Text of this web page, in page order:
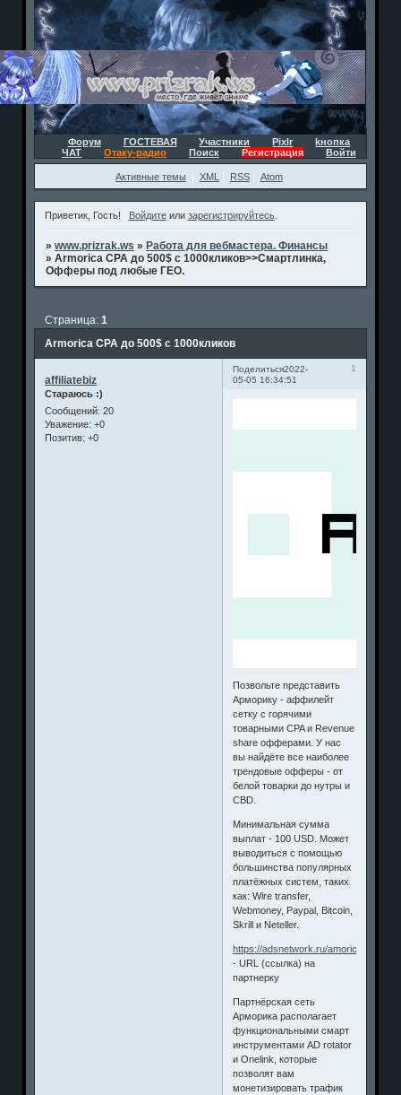
Форум ГОСТЕВАЯ Участники Pixlr
kнопка
ЧАТ
Отаку-радио Поиск Регистрация Войти
Активные темы XML RSS Atom
Приветик, Гость! Войдитеили зарегистрируйтесь.
»www.prizrak.ws » Работа для вебмастера. Финансы
»Armorica CPA до 500$ с 1000кликов>>Смартлинка,
Офферы под любые ГЕО.
Armorica CPA до 500$ с 1000кликов
Страница:1
Поделиться 1
2022-
05-05 16:34:51
affiliatebiz
Стараюсь :)
Сообщений: 20
Уважение: +0
Позитив: +0
Позвольте представить
Арморику - аффилейт
сетку с горячими
товарными CPA и Revenue
share офферами. У нас
вы найдёте все наиболее
трендовые офферы - от
белой товарки до нутры и
CBD.
Минимальная сумма
выплат - 100 USD. Может
выводиться с помощью
большинства популярных
платёжных систем, таких
как: Wire transfer,
Webmoney, Paypal, Bitcoin,
Skrill и Neteller.
https://adsnetwork.ru/amorica
- URL (ссылка) на
партнерку
Партнёрская сеть
Арморика располагает
функциональными смарт
инструментами AD rotator
и Onelink, которые
позволят вам
монетизировать трафик